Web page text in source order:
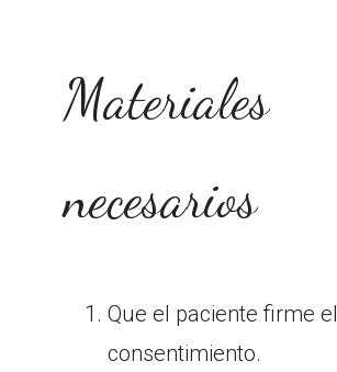
Materiales
necesarios
Que el paciente firme el
consentimiento.